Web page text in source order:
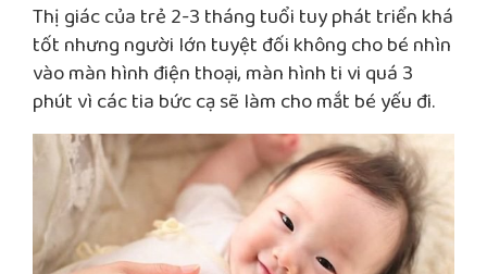
Thị giác của trẻ 2-3 tháng tuổi tuy phát triển khá
tốt nhưng người lớn tuyệt đối không cho bé nhìn
vào màn hình điện thoại, màn hình ti vi quá 3
phút vì các tia bức cạ sẽ làm cho mắt bé yếu đi.